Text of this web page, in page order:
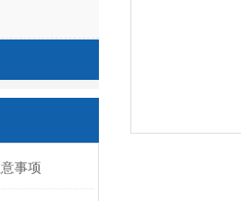
事项